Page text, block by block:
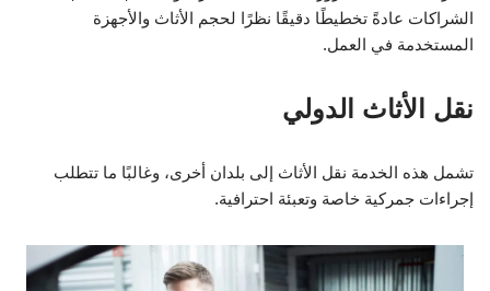
الشراكات عادةً تخطيطًا دقيقًا نظرًا لحجم الأثاث والأجهزة
المستخدمة في العمل.
نقل الأثاث الدولي
تشمل هذه الخدمة نقل الأثاث إلى بلدان أخرى، وغالبًا ما تتطلب
إجراءات جمركية خاصة وتعبئة احترافية.